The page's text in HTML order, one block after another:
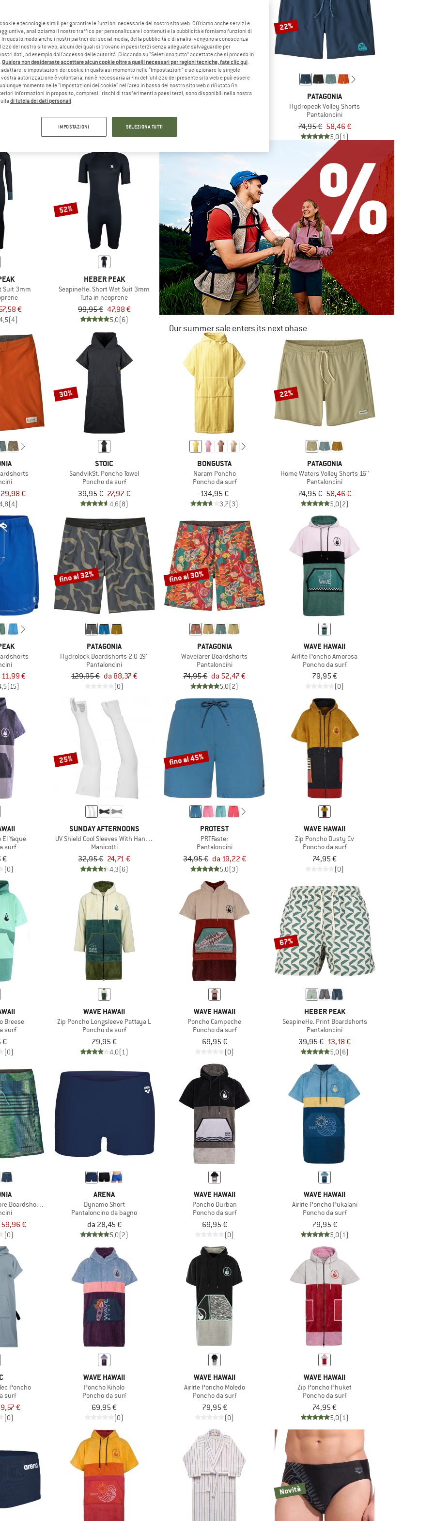
Shorts 18''
22%
PATAGONIA
64,95 € 50,66 €
4,8(9)
22%
PATAGONIA
22%
PATAGONIA
Hydropeak Volley Shorts
Pantaloncini
74,95 € 58,46 €
5,0(1)
Suit 3mm
€
(4)
52%
HEBER PEAK
SeapineHe. Short Wet Suit 3mm
Tuta in neoprene
99,95 € 47,98 €
5,0(6)
Our summer sale enters its next phase
NOW UP TO 50% OFF
TO THE SALE
€
(4)
30%
STOIC
SandvikSt. Poncho Towel
Poncho da surf
39,95 € 27,97 €
4,6(8)
BONGUSTA
Naram Poncho
Poncho da surf
134,95 €
3,7(3)
22%
PATAGONIA
Home Waters Volley Shorts 16''
Pantaloncini
74,95 € 58,46 €
5,0(2)
11,99 €
(15)
fino al 32%
PATAGONIA
Hydrolock Boardshorts 2.0 19''
Pantaloncini
129,95 € da 88,37 €
(0)
fino al 30%
PATAGONIA
Wavefarer Boardshorts
Pantaloncini
74,95 € da 52,47 €
5,0(2)
WAVE HAWAII
Airlite Poncho Amorosa
Poncho da surf
79,95 €
(0)
El Yaque
surf
€
(0)
25%
SUNDAY AFTERNOONS
UV Shield Cool Sleeves With Hand Cover
Manicotti
32,95 € 24,71 €
4,3(6)
fino al 45%
PROTEST
PRTFaster
Pantaloncini
34,95 € da 19,22 €
5,0(3)
WAVE HAWAII
Zip Poncho Dusty Cv
Poncho da surf
74,95 €
(0)
Breese
surf
€
(0)
WAVE HAWAII
Zip Poncho Longsleeve Pattaya L
Poncho da surf
79,95 €
4,0(1)
WAVE HAWAII
Poncho Campeche
Poncho da surf
69,95 €
(0)
67%
HEBER PEAK
SeapineHe. Print Boardshorts
Pantaloncini
39,95 € 13,18 €
5,0(6)
Boardshorts 18''
59,96 €
(0)
ARENA
Dynamo Short
Pantaloncino da bagno
da 28,45 €
5,0(2)
WAVE HAWAII
Poncho Durban
Poncho da surf
69,95 €
(0)
WAVE HAWAII
Airlite Poncho Pukalani
Poncho da surf
79,95 €
5,0(1)
Poncho
surf
€
(0)
WAVE HAWAII
Poncho Kiholo
Poncho da surf
69,95 €
(0)
WAVE HAWAII
Airlite Poncho Moledo
Poncho da surf
79,95 €
(0)
WAVE HAWAII
Zip Poncho Phuket
Poncho da surf
74,95 €
5,0(1)
Novità
e tecnologie simili per garantire le funzioni necessarie del nostro sito web. Offriamo anche servizi e
analizziamo il nostro traffico per personalizzare i contenuti e la pubblicità e forniamo funzioni di
questo modo anche i nostri partner dei social media, della pubblicità e di analisi vengono a conoscenza
del nostro sito web; alcuni dei quali si trovano in paesi terzi senza adeguate salvaguardie per
dati, ad esempio dall'accesso delle autorità. Cliccando su “Seleziona tutto” accettate che si proceda in
Qualora non desideraste accettare alcun cookie oltre a quelli necessari per ragioni tecniche, fate clic qui.
adattare le impostazioni dei cookie in qualsiasi momento nelle “Impostazioni” e selezionare le singole
autorizzazione è volontaria, non è necessaria ai fini dell'utilizzo del presente sito web e può essere
momento nelle "Impostazioni dei cookie" nell'area in basso del nostro sito web o rifiutata fin
informazioni in proposito, compresi i rischi di trasferimenti a paesi terzi, sono disponibili nella nostra
di tutela dei dati personali.
IMPOSTAZIONI SELEZIONA TUTTI